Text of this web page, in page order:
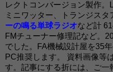
レクトコンバージョン製作。
ミニワッター、トランジス
ーの鳴る単球ラジオなど計
FMチューナー修理記など。
でした。FA機械設計屋を35
PC推奨します。 資料画像等
す。記事にする折には、ご一